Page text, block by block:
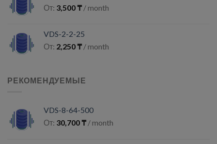
От: 3,500₸ / month
VDS-2-2-25
От: 2,250₸ / month
РЕКОМЕНДУЕМЫЕ
VDS-8-64-500
От: 30,700₸ / month